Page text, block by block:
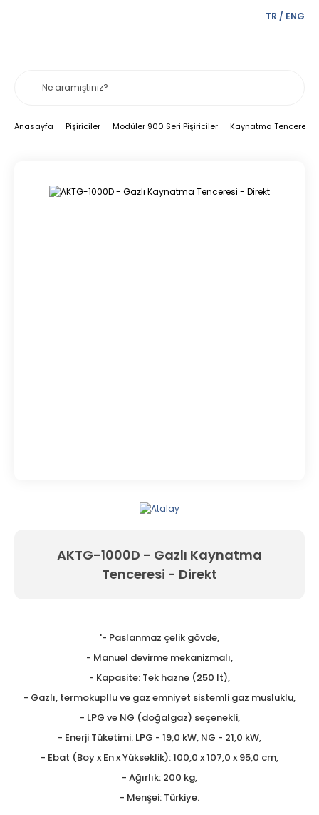
TR / ENG
Anasayfa Pişiriciler Modüler 900 Seri Pişiriciler Kaynatma Tencereleri
AKTG-1000D - Gazlı Kaynatma
Tenceresi - Direkt
'- Paslanmaz çelik gövde,
- Manuel devirme mekanizmalı,
- Kapasite: Tek hazne (250 lt),
- Gazlı, termokupllu ve gaz emniyet sistemli gaz musluklu,
- LPG ve NG (doğalgaz) seçenekli,
- Enerji Tüketimi: LPG - 19,0 kW, NG - 21,0 kW,
- Ebat (Boy x En x Yükseklik): 100,0 x 107,0 x 95,0 cm,
- Ağırlık: 200 kg,
- Menşei: Türkiye.